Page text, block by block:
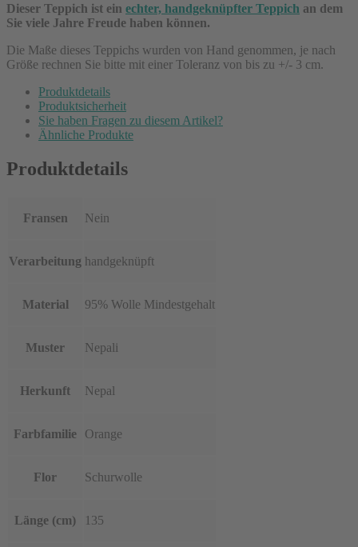
Dieser Teppich ist ein echter, handgeknüpfter Teppich an dem
Sie viele Jahre Freude haben können.
Die Maße dieses Teppichs wurden von Hand genommen, je nach
Größe rechnen Sie bitte mit einer Toleranz von bis zu +/- 3 cm.
Produktdetails
Produktsicherheit
Sie haben Fragen zu diesem Artikel?
Ähnliche Produkte
Produktdetails
Fransen Nein
Verarbeitung handgeknüpft
Material 95% Wolle Mindestgehalt
Muster Nepali
Herkunft Nepal
Farbfamilie Orange
Flor Schurwolle
Länge (cm) 135